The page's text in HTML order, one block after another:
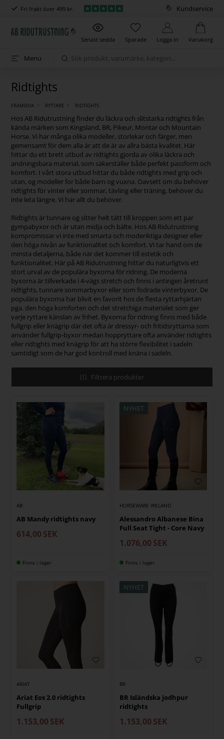
Fri frakt över 499 kr. Kundservice
Senast sedda Sparade Logga in Varukorg
Menu
Ridtights
FRAMSIDA RYTTARE RIDTIGHTS
Hos AB Ridutrustning finder du läckra och slitstarka ridtights från
kända märken som Kingsland, BR, Pikeur, Montar och Mountain
Horse. Vi har många olika modeller, storlekar och färger, men
gemensamt för dem alla är att de är av allra bästa kvalitet. Här
hittar du ett brett utbud av ridtights gjorda av olika läckra och
andningsbara material, som säkerställer både perfekt passform och
komfort. I vårt stora utbud hittar du både ridtights med grip och
utan, og modeller for både barn og vuxna. Oavsett om du behöver
ridtights för vinter eller sommar, tävling eller träning, behöver du
inte leta längre. Vi har allt du behöver.
Ridtights är tunnare og sitter helt tätt till kroppen som ett par
gympabyxor och är utan midja och bälte. Hos AB Ridutrustning
kompromissar vi inte med smarta och moderiktiga designer eller
den höga nivån av funktionalitet och komfort. Vi tar hand om de
minsta detaljerna, både när det kommer till estetik och
funktionalitet. Här på AB Ridutrustning hittar du naturligtvis ett
stort urval av de populära byxorna för ridning. De moderna
byxorna är tillverkade i 4-vägs stretch och finns i antingen åretrunt
ridtights, tunnare sommarbyxor eller som fodrade vinterbyxor. De
populära byxorna har blivit en favorit hos de flesta ryttarhjärtan
pga. den höga komforten och det stretchiga materialet som ger
varje ryttare känslan av frihet. Byxorna för ridning finns med både
fullgrip eller knägrip där det ofta är dressyr- och fritidsryttarna som
använder fullgrip-byxor medan hoppryttare ofta använder ridtights
eller ridtights med knägrip för att ha större flexibilitet i sadeln
samtidigt som de har god kontroll med knäna i sadeln.
Filtrera produkter
AB
AB Mandy ridtights navy
614,00 SEK
Finns i lager
NYHET
HORSEWARE IRELAND
Alessandro Albanese Bina
Full Seat Tight - Core Navy
1.076,00 SEK
Finns i lager
ARIAT
Ariat Eos 2.0 ridtights
Fullgrip
1.153,00 SEK
NYHET
BR
BR Isländska jodhpur
ridtights
1.153,00 SEK